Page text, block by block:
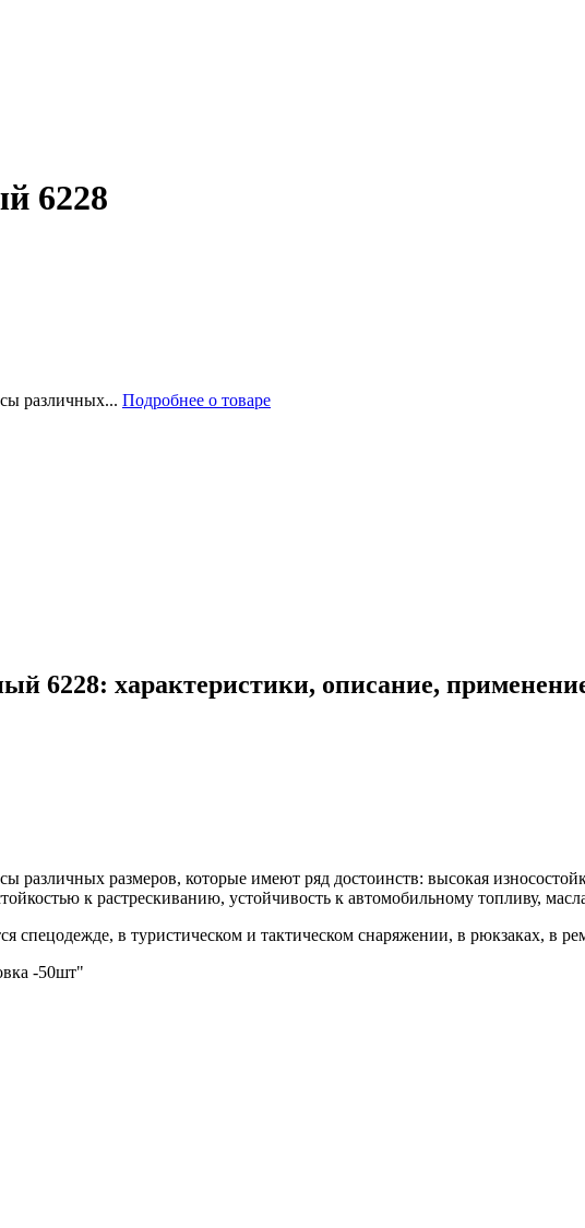
6228
различных... Подробнее о товаре
6228: характеристики, описание,
различных размеров, которые имеют ряд достоинств: высокая
к растрескиванию, устойчивость к автомобильному топливу,
спецодежде, в туристическом и тактическом снаряжении, в рюкзаках, в
-50шт"